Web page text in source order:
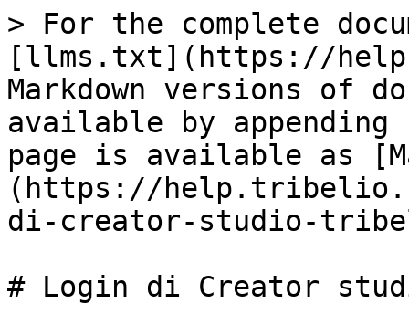
> For the complete
[llms.txt](https://
Markdown versions of
available by
page is available as
(https://
di-creator-studio-
# Login di Creator